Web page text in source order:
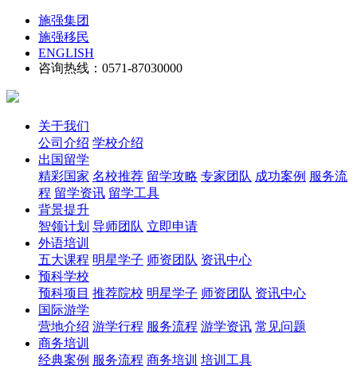
施强集团
施强移民
ENGLISH
咨询热线：0571-87030000
关于我们
公司介绍 学校介绍
出国留学
精彩国家 名校推荐 留学攻略 专家团队 成功案例 服务流
程 留学资讯 留学工具
背景提升
智领计划 导师团队 立即申请
外语培训
五大课程 明星学子 师资团队 资讯中心
预科学校
预科项目 推荐院校 明星学子 师资团队 资讯中心
国际游学
营地介绍 游学行程 服务流程 游学资讯 常见问题
商务培训
经典案例 服务流程 商务培训 培训工具